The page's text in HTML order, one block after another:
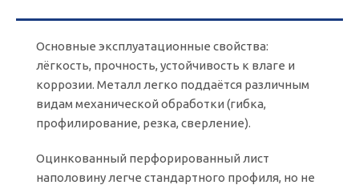
Основные эксплуатационные свойства:
лёгкость, прочность, устойчивость к влаге и
коррозии. Металл легко поддаётся различным
видам механической обработки (гибка,
профилирование, резка, сверление).
Оцинкованный перфорированный лист
наполовину легче стандартного профиля, но не